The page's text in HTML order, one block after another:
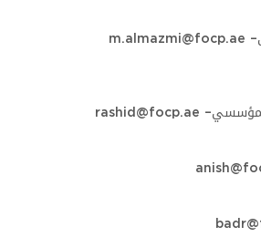
–
m.almazmi@focp.ae
–
rashid@focp.ae